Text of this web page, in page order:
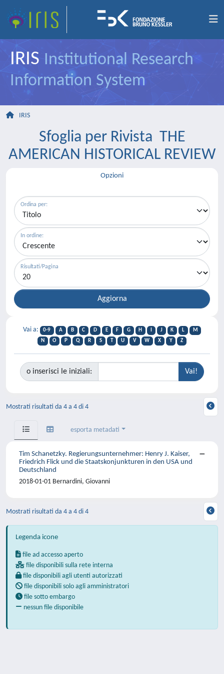
IRIS Institutional Research
Information System
IRIS
Sfoglia per Rivista THE
AMERICAN HISTORICAL REVIEW
Opzioni
Ordina per:
In ordine:
Risultati/Pagina
Vai a: 0-9 A B C D E F G H J K L
M
N
O P Q R S T U V W X Y Z
o inserisci le iniziali:
Mostrati risultati da 4 a 4 di 4
esporta metadati
Tim Schanetzky. Regierungsunternehmer: Henry J. Kaiser,
Friedrich Flick und die Staatskonjunkturen in den USA und
Deutschland
2018-01-01 Bernardini, Giovanni
Mostrati risultati da 4 a 4 di 4
Legenda icone
file ad accesso aperto
file disponibili sulla rete interna
file disponibili agli utenti autorizzati
file disponibili solo agli amministratori
file sotto embargo
nessun file disponibile